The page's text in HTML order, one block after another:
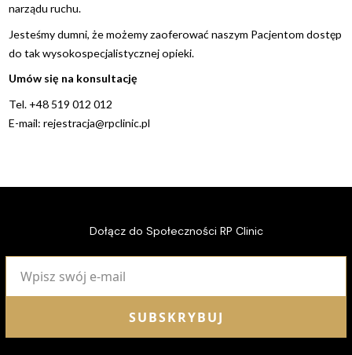
narządu ruchu.
Jesteśmy dumni, że możemy zaoferować naszym Pacjentom dostęp
do tak wysokospecjalistycznej opieki.
Umów się na konsultację
Tel. +48 519 012 012
E-mail: rejestracja@rpclinic.pl
Dołącz do Społeczności RP Clinic
SUBSKRYBUJ